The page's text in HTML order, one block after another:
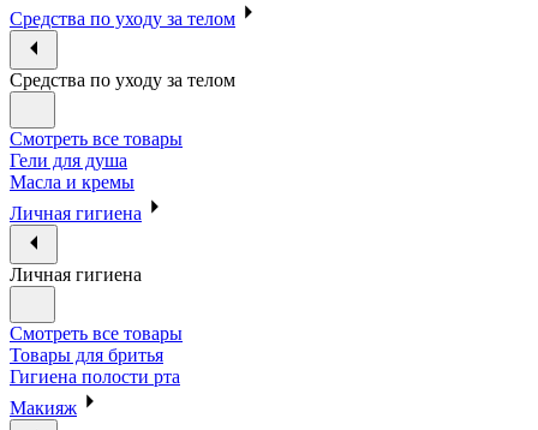
Средства по уходу за телом
Средства по уходу за телом
Смотреть все товары
Гели для душа
Масла и кремы
Личная гигиена
Личная гигиена
Смотреть все товары
Товары для бритья
Гигиена полости рта
Макияж